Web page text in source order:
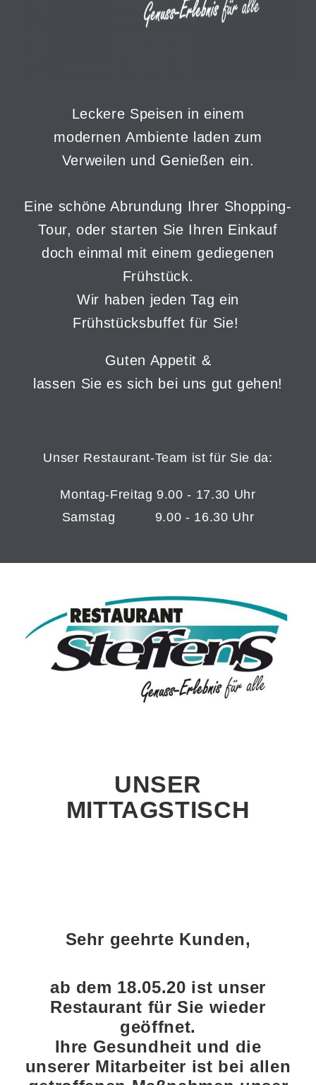
Leckere Speisen in einem
modernen Ambiente laden zum
Verweilen und Genießen ein.
Eine schöne Abrundung Ihrer Shopping-
Tour, oder starten Sie Ihren Einkauf
doch einmal mit einem gediegenen
Frühstück.
Wir haben jeden Tag ein
Frühstücksbuffet für Sie!
Guten Appetit &
lassen Sie es sich bei uns gut gehen!
Unser Restaurant-Team ist für Sie da:
Montag-Freitag 9.00 - 17.30 Uhr
Samstag 9.00 - 16.30 Uhr
UNSER
MITTAGSTISCH
Sehr geehrte Kunden,
ab dem 18.05.20 ist unser
Restaurant für Sie wieder
geöffnet.
Ihre Gesundheit und die
unserer Mitarbeiter ist bei allen